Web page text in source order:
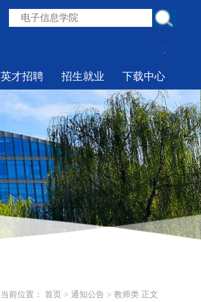
英才招聘 招生就业 下载中心
当前位置： 首页 > 通知公告 > 教师类 正文